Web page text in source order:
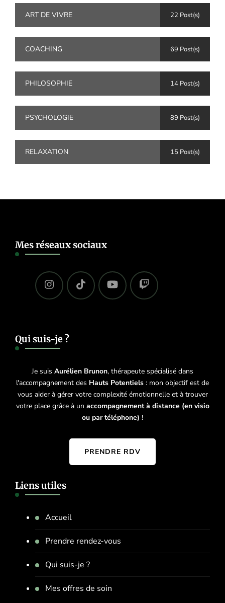
ART DE VIVRE 22 Post(s)
COACHING 69 Post(s)
PHILOSOPHIE 14 Post(s)
PSYCHOLOGIE 89 Post(s)
RELAXATION 15 Post(s)
Mes réseaux sociaux
Qui suis-je ?
Je suis Aurélien Brunon, thérapeute spécialisé dans
l'accompagnement des Hauts Potentiels : mon objectif est de
vous aider à gérer votre complexité émotionnelle et à trouver
votre place grâce à un accompagnement à distance (en visio
ou par téléphone) !
PRENDRE RDV
Liens utiles
Accueil
Prendre rendez-vous
Qui suis-je ?
Mes offres de soin